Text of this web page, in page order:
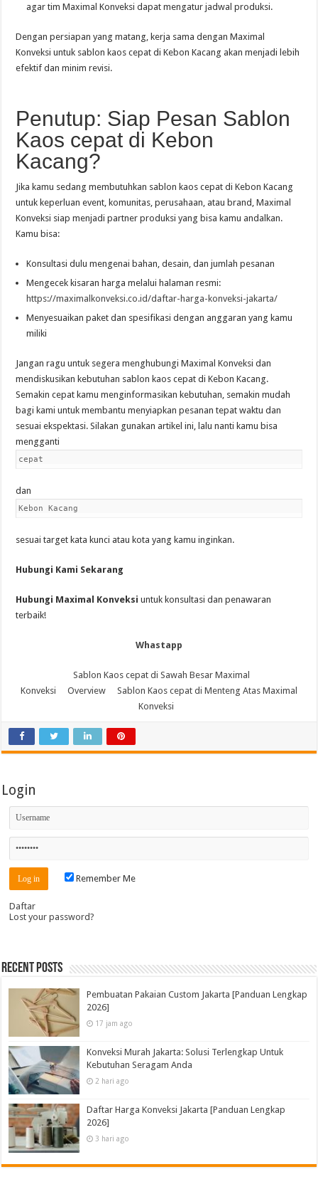
agar tim Maximal Konveksi dapat mengatur jadwal produksi.
Dengan persiapan yang matang, kerja sama dengan Maximal
Konveksi untuk sablon kaos cepat di Kebon Kacang akan menjadi lebih
efektif dan minim revisi.
Penutup: Siap Pesan Sablon
Kaos cepat di Kebon
Kacang?
Jika kamu sedang membutuhkan sablon kaos cepat di Kebon Kacang
untuk keperluan event, komunitas, perusahaan, atau brand, Maximal
Konveksi siap menjadi partner produksi yang bisa kamu andalkan.
Kamu bisa:
Konsultasi dulu mengenai bahan, desain, dan jumlah pesanan
Mengecek kisaran harga melalui halaman resmi:
https://maximalkonveksi.co.id/daftar-harga-konveksi-jakarta/
Menyesuaikan paket dan spesifikasi dengan anggaran yang kamu
miliki
Jangan ragu untuk segera menghubungi Maximal Konveksi dan
mendiskusikan kebutuhan sablon kaos cepat di Kebon Kacang.
Semakin cepat kamu menginformasikan kebutuhan, semakin mudah
bagi kami untuk membantu menyiapkan pesanan tepat waktu dan
sesuai ekspektasi. Silakan gunakan artikel ini, lalu nanti kamu bisa
mengganti
cepat
dan
Kebon Kacang
sesuai target kata kunci atau kota yang kamu inginkan.
Hubungi Kami Sekarang
Hubungi Maximal Konveksi untuk konsultasi dan penawaran
terbaik!
Whastapp
Sablon Kaos cepat di Sawah Besar Maximal
Konveksi
Overview
Sablon Kaos cepat di Menteng Atas Maximal
Konveksi
Login
Remember Me
Daftar
Lost your password?
Recent Posts
Pembuatan Pakaian Custom Jakarta [Panduan Lengkap
2026]
17 jam ago
Konveksi Murah Jakarta: Solusi Terlengkap Untuk
Kebutuhan Seragam Anda
2 hari ago
Daftar Harga Konveksi Jakarta [Panduan Lengkap
2026]
3 hari ago